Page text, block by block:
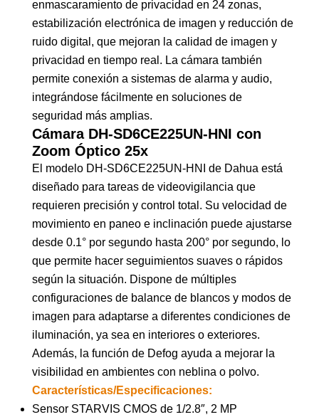
enmascaramiento de privacidad en 24 zonas,
estabilización electrónica de imagen y reducción de
ruido digital, que mejoran la calidad de imagen y
privacidad en tiempo real. La cámara también
permite conexión a sistemas de alarma y audio,
integrándose fácilmente en soluciones de
seguridad más amplias.
Cámara DH-SD6CE225UN-HNI con
Zoom Óptico 25x
El modelo DH-SD6CE225UN-HNI de Dahua está
diseñado para tareas de videovigilancia que
requieren precisión y control total. Su velocidad de
movimiento en paneo e inclinación puede ajustarse
desde 0.1° por segundo hasta 200° por segundo, lo
que permite hacer seguimientos suaves o rápidos
según la situación. Dispone de múltiples
configuraciones de balance de blancos y modos de
imagen para adaptarse a diferentes condiciones de
iluminación, ya sea en interiores o exteriores.
Además, la función de Defog ayuda a mejorar la
visibilidad en ambientes con neblina o polvo.
Características/Especificaciones:
Sensor STARVIS CMOS de 1/2.8″, 2 MP